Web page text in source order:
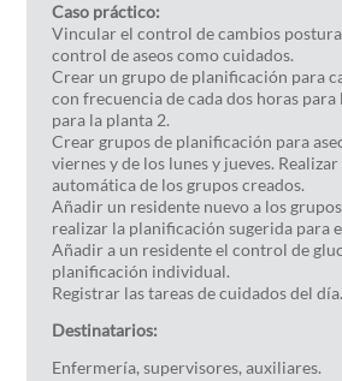
Caso práctico:
Vincular el control de cambios
control de aseos como cuidados.
Crear un grupo de planificación para
con frecuencia de cada dos horas
para la planta 2.
Crear grupos de planificación para
viernes y de los lunes y jueves.
automática de los grupos creados.
Añadir un residente nuevo a los
realizar la planificación sugerida para
Añadir a un residente el control de
planificación individual.
Registrar las tareas de cuidados del día.
Destinatarios:
Enfermería, supervisores, auxiliares.